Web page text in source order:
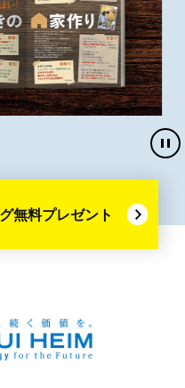
停
止・
再生
無料プレゼント